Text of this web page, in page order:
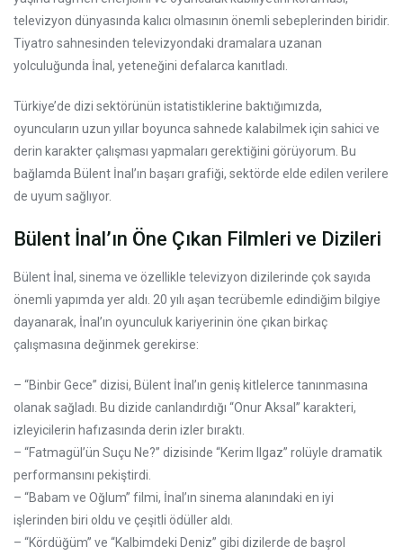
televizyon dünyasında kalıcı olmasının önemli sebeplerinden biridir.
Tiyatro sahnesinden televizyondaki dramalara uzanan
yolculuğunda İnal, yeteneğini defalarca kanıtladı.
Türkiye’de dizi sektörünün istatistiklerine baktığımızda,
oyuncuların uzun yıllar boyunca sahnede kalabilmek için sahici ve
derin karakter çalışması yapmaları gerektiğini görüyorum. Bu
bağlamda Bülent İnal’ın başarı grafiği, sektörde elde edilen verilere
de uyum sağlıyor.
Bülent İnal’ın Öne Çıkan Filmleri ve Dizileri
Bülent İnal, sinema ve özellikle televizyon dizilerinde çok sayıda
önemli yapımda yer aldı. 20 yılı aşan tecrübemle edindiğim bilgiye
dayanarak, İnal’ın oyunculuk kariyerinin öne çıkan birkaç
çalışmasına değinmek gerekirse:
– “Binbir Gece” dizisi, Bülent İnal’ın geniş kitlelerce tanınmasına
olanak sağladı. Bu dizide canlandırdığı “Onur Aksal” karakteri,
izleyicilerin hafızasında derin izler bıraktı.
– “Fatmagül’ün Suçu Ne?” dizisinde “Kerim Ilgaz” rolüyle dramatik
performansını pekiştirdi.
– “Babam ve Oğlum” filmi, İnal’ın sinema alanındaki en iyi
işlerinden biri oldu ve çeşitli ödüller aldı.
– “Kördüğüm” ve “Kalbimdeki Deniz” gibi dizilerde de başrol